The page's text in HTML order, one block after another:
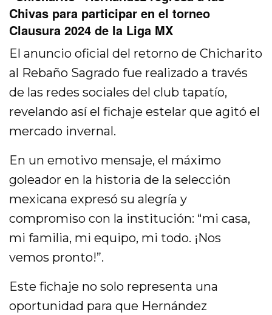
Chivas para participar en el torneo
Clausura 2024 de la Liga MX
El anuncio oficial del retorno de Chicharito
al Rebaño Sagrado fue realizado a través
de las redes sociales del club tapatío,
revelando así el fichaje estelar que agitó el
mercado invernal.
En un emotivo mensaje, el máximo
goleador en la historia de la selección
mexicana expresó su alegría y
compromiso con la institución: “mi casa,
mi familia, mi equipo, mi todo. ¡Nos
vemos pronto!”.
Este fichaje no solo representa una
oportunidad para que Hernández